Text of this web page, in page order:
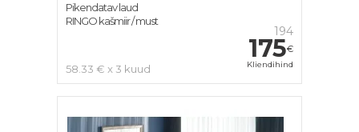
194
175€
Kliendihind
58.33 € x 3 kuud
Pikendatav laud
RINGO kašmiir / must